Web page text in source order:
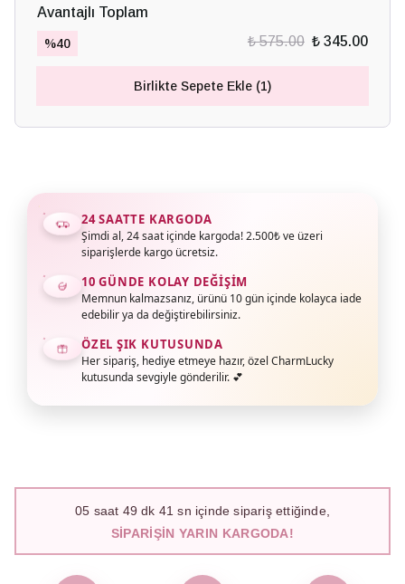
Avantajlı Toplam
%40 ₺ 575.00 ₺ 345.00
Birlikte Sepete Ekle (1)
24 SAATTE KARGODA
Şimdi al, 24 saat içinde kargoda! 2.500₺ ve üzeri
siparişlerde kargo ücretsiz.
10 GÜNDE KOLAY DEĞIŞIM
Memnun kalmazsanız, ürünü 10 gün içinde kolayca iade
edebilir ya da değiştirebilirsiniz.
ÖZEL ŞIK KUTUSUNDA
Her sipariş, hediye etmeye hazır, özel CharmLucky
kutusunda sevgiyle gönderilir. 💕
05 saat 49 dk 40 sn içinde sipariş ettiğinde,
SIPARIŞIN YARIN KARGODA!